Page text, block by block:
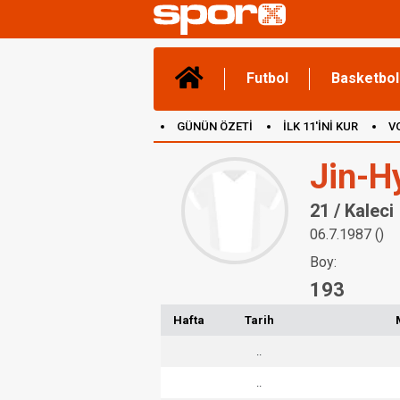
Futbol Basketbol
GÜNÜN ÖZETİ İLK 11'İNİ KUR
Jin-
21 / Kaleci
06.7.1987 ()
Boy:
193
Hafta Tarih